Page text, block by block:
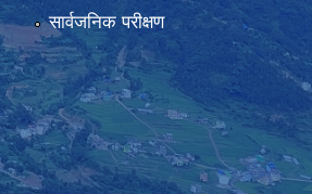
सार्वजनिक परीक्षण